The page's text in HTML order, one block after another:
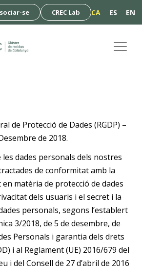
se CREC Lab CA ES EN
T
v
g
a
t
i
o
n
de Protecció de Dades (RGDP) –
de 2018.
les dades personals dels nostres
de conformitat amb la
matèria de protecció de dades
dels usuaris i el secret i la
personals, segons l’establert
3/2018, de 5 de desembre, de
Personals i garantia dels drets
i al Reglament (UE) 2016/679 del
i del Consell de 27 d’abril de 2016